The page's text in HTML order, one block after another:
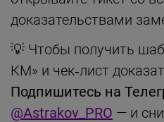
доказательствами
💡 Чтобы получить
КМ» и чек‑лист
Подпишитесь на
@Astrakov_PRO — и